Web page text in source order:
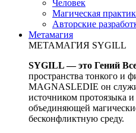
Человек
Магическая
Авторские
Метамагия
МЕТАМАГИЯ SYGILL
SYGILL — это Гений
пространства тонкого и
MAGNASLEDIE он
источником протоязыка
объединяющей
бесконфликтную среду.